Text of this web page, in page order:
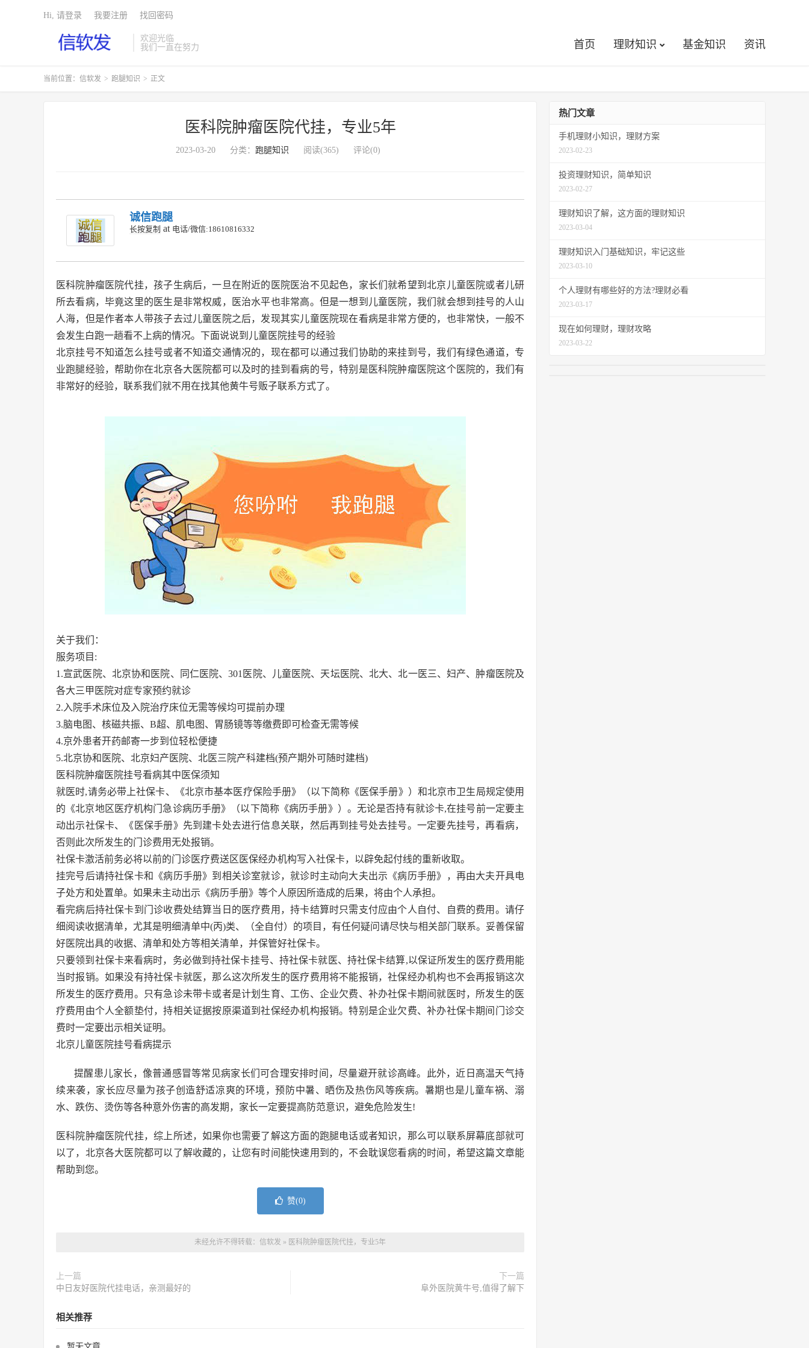
欢迎光临
我们一直在努力
首页 理财知识 基金知识 资讯
Hi, 请登录 我要注册 找回密码
当前位置： 信软发 > 跑腿知识 > 正文
医科院肿瘤医院代挂，专业5年
2023-03-20 分类： 跑腿知识 阅读(365) 评论(0)
诚信跑腿
长按复制 at 电话/微信:18610816332
医科院肿瘤医院代挂，孩子生病后，一旦在附近的医院医治不见起色，家长们就希望到北京儿童医院或者儿研
所去看病，毕竟这里的医生是非常权威，医治水平也非常高。但是一想到儿童医院，我们就会想到挂号的人山
人海，但是作者本人带孩子去过儿童医院之后，发现其实儿童医院现在看病是非常方便的，也非常快，一般不
会发生白跑一趟看不上病的情况。下面说说到儿童医院挂号的经验
北京挂号不知道怎么挂号或者不知道交通情况的，现在都可以通过我们协助的来挂到号，我们有绿色通道，专
业跑腿经验，帮助你在北京各大医院都可以及时的挂到看病的号，特别是医科院肿瘤医院这个医院的，我们有
非常好的经验，联系我们就不用在找其他黄牛号贩子联系方式了。
关于我们：
服务项目:
1.宣武医院、北京协和医院、同仁医院、301医院、儿童医院、天坛医院、北大、北一医三、妇产、肿瘤医院及
各大三甲医院对症专家预约就诊
2.入院手术床位及入院治疗床位无需等候均可提前办理
3.脑电图、核磁共振、B超、肌电图、胃肠镜等等缴费即可检查无需等候
4.京外患者开药邮寄一步到位轻松便捷
5.北京协和医院、北京妇产医院、北医三院产科建档(预产期外可随时建档)
医科院肿瘤医院挂号看病其中医保须知
就医时,请务必带上社保卡、《北京市基本医疗保险手册》（以下简称《医保手册》）和北京市卫生局规定使用
的《北京地区医疗机构门急诊病历手册》（以下简称《病历手册》）。无论是否持有就诊卡,在挂号前一定要主
动出示社保卡、《医保手册》先到建卡处去进行信息关联，然后再到挂号处去挂号。一定要先挂号，再看病，
否则此次所发生的门诊费用无处报销。
社保卡激活前务必将以前的门诊医疗费送区医保经办机构写入社保卡，以辟免起付线的重新收取。
挂完号后请持社保卡和《病历手册》到相关诊室就诊，就诊时主动向大夫出示《病历手册》，再由大夫开具电
子处方和处置单。如果未主动出示《病历手册》等个人原因所造成的后果，将由个人承担。
看完病后持社保卡到门诊收费处结算当日的医疗费用，持卡结算时只需支付应由个人自付、自费的费用。请仔
细阅读收据清单，尤其是明细清单中(丙)类、（全自付）的项目，有任何疑问请尽快与相关部门联系。妥善保留
好医院出具的收据、清单和处方等相关清单，并保管好社保卡。
只要领到社保卡来看病时，务必做到持社保卡挂号、持社保卡就医、持社保卡结算,以保证所发生的医疗费用能
当时报销。如果没有持社保卡就医，那么这次所发生的医疗费用将不能报销，社保经办机构也不会再报销这次
所发生的医疗费用。只有急诊未带卡或者是计划生育、工伤、企业欠费、补办社保卡期间就医时，所发生的医
疗费用由个人全额垫付，持相关证据按原渠道到社保经办机构报销。特别是企业欠费、补办社保卡期间门诊交
费时一定要出示相关证明。
北京儿童医院挂号看病提示
提醒患儿家长，像普通感冒等常见病家长们可合理安排时间，尽量避开就诊高峰。此外，近日高温天气持
续来袭，家长应尽量为孩子创造舒适凉爽的环境，预防中暑、晒伤及热伤风等疾病。暑期也是儿童车祸、溺
水、跌伤、烫伤等各种意外伤害的高发期，家长一定要提高防范意识，避免危险发生!
医科院肿瘤医院代挂，综上所述，如果你也需要了解这方面的跑腿电话或者知识，那么可以联系屏幕底部就可
以了，北京各大医院都可以了解收藏的，让您有时间能快速用到的，不会耽误您看病的时间，希望这篇文章能
帮助到您。
赞(0)
未经允许不得转载： 信软发 » 医科院肿瘤医院代挂，专业5年
上一篇
中日友好医院代挂电话，亲测最好的
下一篇
阜外医院黄牛号,值得了解下
相关推荐
热门文章
手机理财小知识，理财方案
2023-02-23
投资理财知识，简单知识
2023-02-27
理财知识了解，这方面的理财知识
2023-03-04
理财知识入门基础知识，牢记这些
2023-03-10
个人理财有哪些好的方法?理财必看
2023-03-17
现在如何理财，理财攻略
2023-03-22